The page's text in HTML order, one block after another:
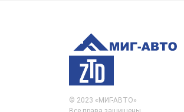
© 2023 «МИГ-АВТО»